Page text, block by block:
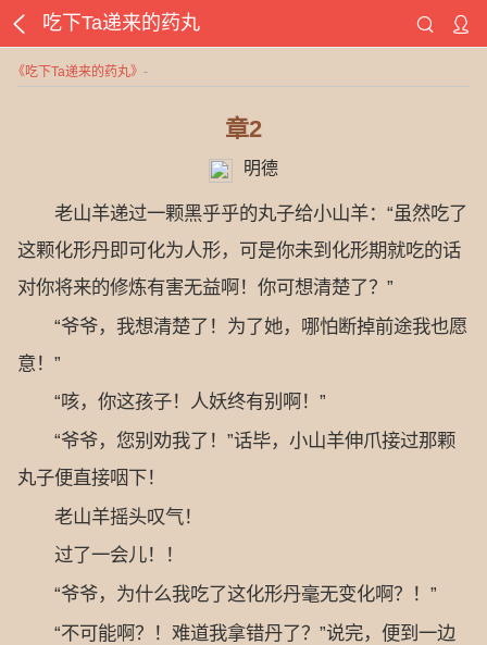
吃下Ta递来的药丸
《吃下Ta递来的药丸》 -
章2
明德
老山羊递过一颗黑乎乎的丸子给小山羊：“虽然吃了
这颗化形丹即可化为人形，可是你未到化形期就吃的话
对你将来的修炼有害无益啊！你可想清楚了？”
“爷爷，我想清楚了！为了她，哪怕断掉前途我也愿
意！”
“咳，你这孩子！人妖终有别啊！”
“爷爷，您别劝我了！”话毕，小山羊伸爪接过那颗
丸子便直接咽下！
老山羊摇头叹气！
过了一会儿！！
“爷爷，为什么我吃了这化形丹毫无变化啊？！”
“不可能啊？！难道我拿错丹了？”说完，便到一边